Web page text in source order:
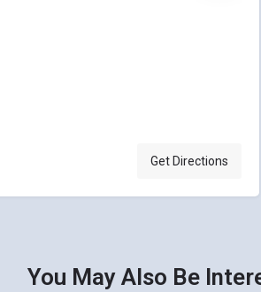
Get Directions
You May Also Be